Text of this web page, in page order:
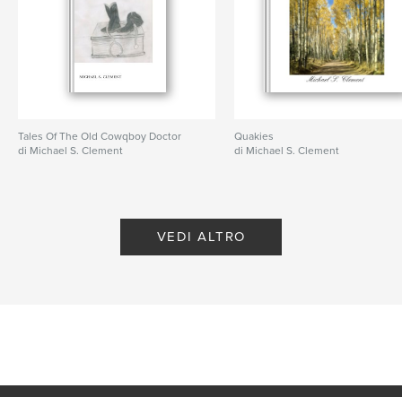
Tales Of The Old Cowqboy Doctor
di Michael S. Clement
Quakies
di Michael S. Clement
VEDI ALTRO